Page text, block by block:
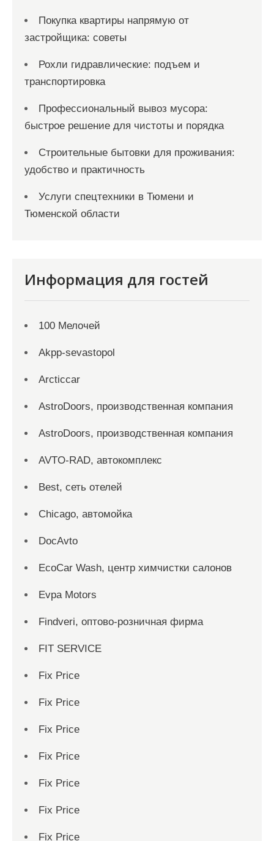
Покупка квартиры напрямую от
застройщика: советы
Рохли гидравлические: подъем и
транспортировка
Профессиональный вывоз мусора:
быстрое решение для чистоты и порядка
Строительные бытовки для проживания:
удобство и практичность
Услуги спецтехники в Тюмени и
Тюменской области
Информация для гостей
100 Мелочей
Akpp-sevastopol
Arcticcar
AstroDoors, производственная компания
AstroDoors, производственная компания
AVTO-RAD, автокомплекс
Best, сеть отелей
Chicago, автомойка
DocAvto
EcoCar Wash, центр химчистки салонов
Evpa Motors
Findveri, оптово-розничная фирма
FIT SERVICE
Fix Price
Fix Price
Fix Price
Fix Price
Fix Price
Fix Price
Fix Price